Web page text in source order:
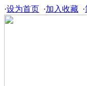
·设为首页 ·加入收藏 ·